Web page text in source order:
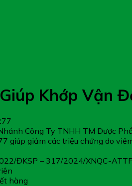
Khớp Vận
Công Ty TNHH TM Dược
giúp giảm các triệu chứng do
ĐKSP – 317/2024/XNQC-
hàng